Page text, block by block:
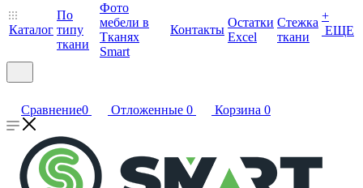
Каталог
По
типу
ткани
Фото
мебели в
Тканях
Smart
Контакты
Остатки
Excel
Стежка
ткани
+
ЕЩЕ
Сравнение0 Отложенные 0 Корзина 0